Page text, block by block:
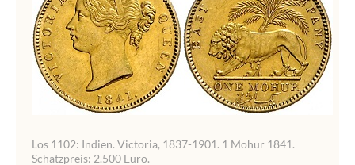
Los 1102: Indien. Victoria, 1837-1901. 1 Mohur 1841.
Schätzpreis: 2.500 Euro.